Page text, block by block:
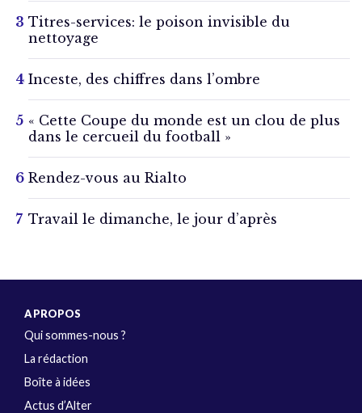
Titres-services: le poison invisible du
nettoyage
Inceste, des chiffres dans l’ombre
« Cette Coupe du monde est un clou de plus
dans le cercueil du football »
Rendez-vous au Rialto
Travail le dimanche, le jour d’après
A PROPOS
Qui sommes-nous ?
La rédaction
Boîte à idées
Actus d’Alter